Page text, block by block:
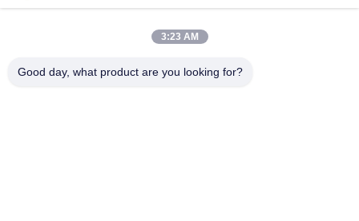
l'intérieur de conteneur 3 mois de batterie
Traqueur en aluminium IP67 de GPS de conteneur de vol de
3:23 AM
Good day, what product are you looking for?